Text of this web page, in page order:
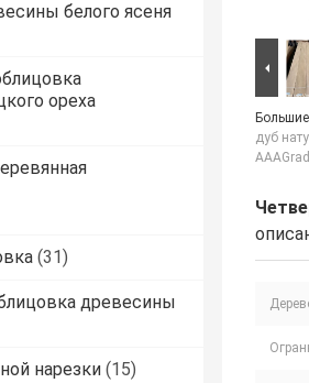
белого ясеня
ореха
(31)
древесины
нарезки (15)
дуб